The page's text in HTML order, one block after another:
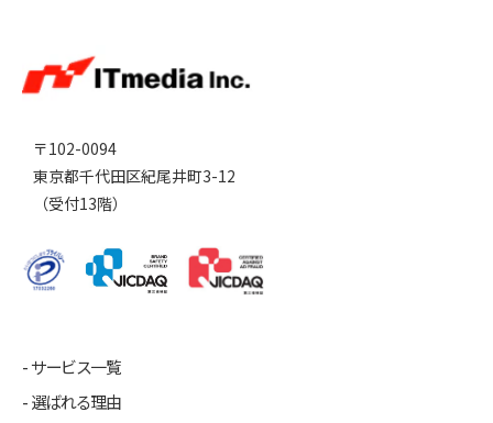
〒102-0094
東京都千代田区紀尾井町3-12
（受付13階）
サービス一覧
選ばれる理由